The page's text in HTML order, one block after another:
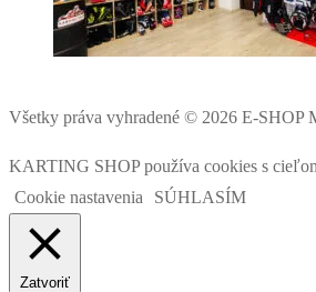
Všetky práva vyhradené © 2026 E-
KARTING SHOP používa cookies s
Cookie nastavenia
SÚHLASÍM
Zatvoriť